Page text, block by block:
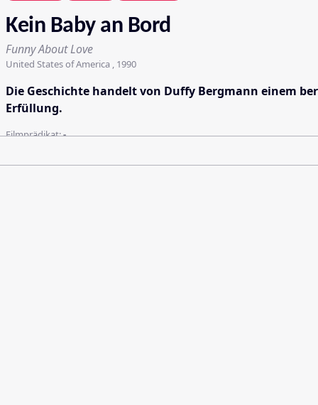
Kein Baby an Bord
Funny About Love
United States of America , 1990
Die Geschichte handelt von Duffy Bergmann einem
Erfüllung.
Filmprädikat:-